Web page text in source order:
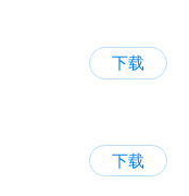
下载
下载